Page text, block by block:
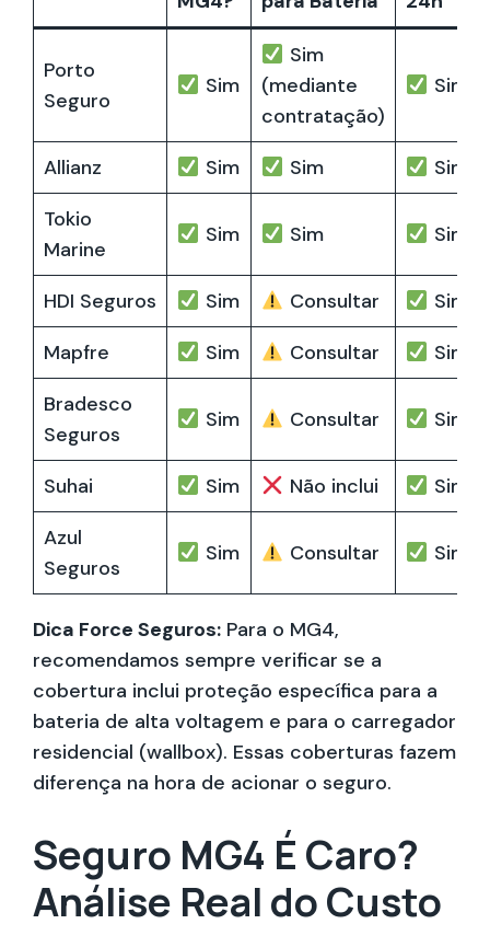
Porto
Seguro
Sim
Sim
(mediante
contratação)
Sim
Allianz Sim Sim
Sim
Tokio
Marine
Sim Sim Sim
HDI Seguros Sim Consultar
Sim
Mapfre
Sim Consultar
Sim
Bradesco
Seguros
Sim Consultar Sim
Suhai Sim Não inclui
Sim
Azul
Seguros
Sim Consultar Sim
Dica Force Seguros: Para o MG4,
recomendamos sempre verificar se a
cobertura inclui proteção específica para a
bateria de alta voltagem e para o carregador
residencial (wallbox). Essas coberturas fazem
diferença na hora de acionar o seguro.
Seguro MG4 É Caro?
Análise Real do Custo